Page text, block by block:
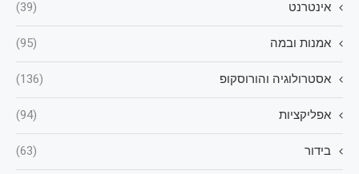
אינטרנט (39)
אמנות ובמה (95)
אסטרולוגיה והורוסקופ (136)
אפליקציות (94)
בידור (63)